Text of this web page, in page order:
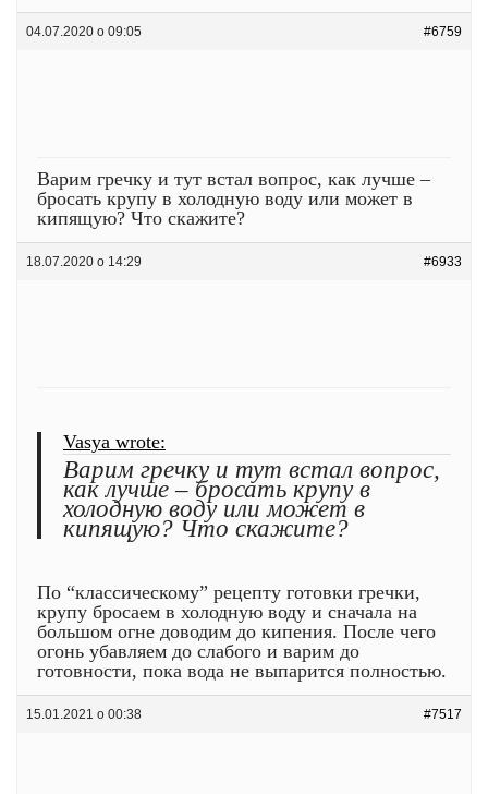
04.07.2020 о 09:05 #6759
Варим гречку и тут встал вопрос, как лучше –
бросать крупу в холодную воду или может в
кипящую? Что скажите?
18.07.2020 о 14:29 #6933
Vasya wrote:
Варим гречку и тут встал вопрос,
как лучше – бросать крупу в
холодную воду или может в
кипящую? Что скажите?
По “классическому” рецепту готовки гречки,
крупу бросаем в холодную воду и сначала на
большом огне доводим до кипения. После чего
огонь убавляем до слабого и варим до
готовности, пока вода не выпарится полностью.
15.01.2021 о 00:38 #7517